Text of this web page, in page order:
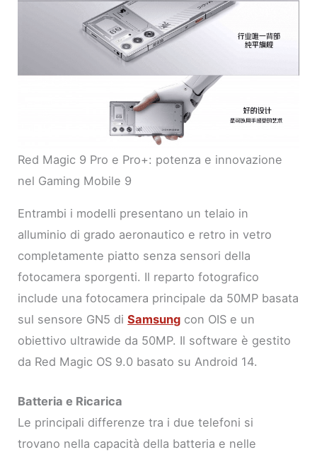
Red Magic 9 Pro e Pro+: potenza e innovazione
nel Gaming Mobile 9
Entrambi i modelli presentano un telaio in
alluminio di grado aeronautico e retro in vetro
completamente piatto senza sensori della
fotocamera sporgenti. Il reparto fotografico
include una fotocamera principale da 50MP basata
sul sensore GN5 diSamsung con OIS e un
obiettivo ultrawide da 50MP. Il software è gestito
da Red Magic OS 9.0 basato su Android 14.
Batteria e Ricarica
Le principali differenze tra i due telefoni si
trovano nella capacità della batteria e nelle